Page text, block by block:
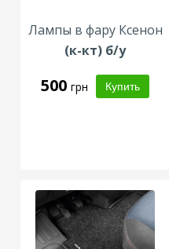
Лампы в фару Ксенон
(к-кт) б/у
500грн